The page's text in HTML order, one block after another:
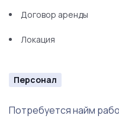
Договор аренды
Локация
Персонал
Потребуется найм